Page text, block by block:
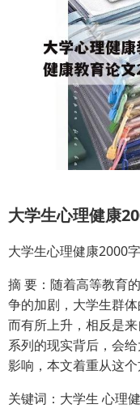
大学生心理健康
大学生心理健康2000
摘 要：随着高等教育
争的加剧，大学生群
而有所上升，相反是
系列的现实背后，会
影响，本文着重从这个
关键词：大学生 心理